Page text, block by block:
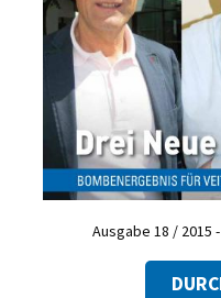
Ausgabe 18 / 2015